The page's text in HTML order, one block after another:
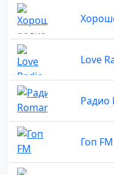
Love
Радио
Гоп FM